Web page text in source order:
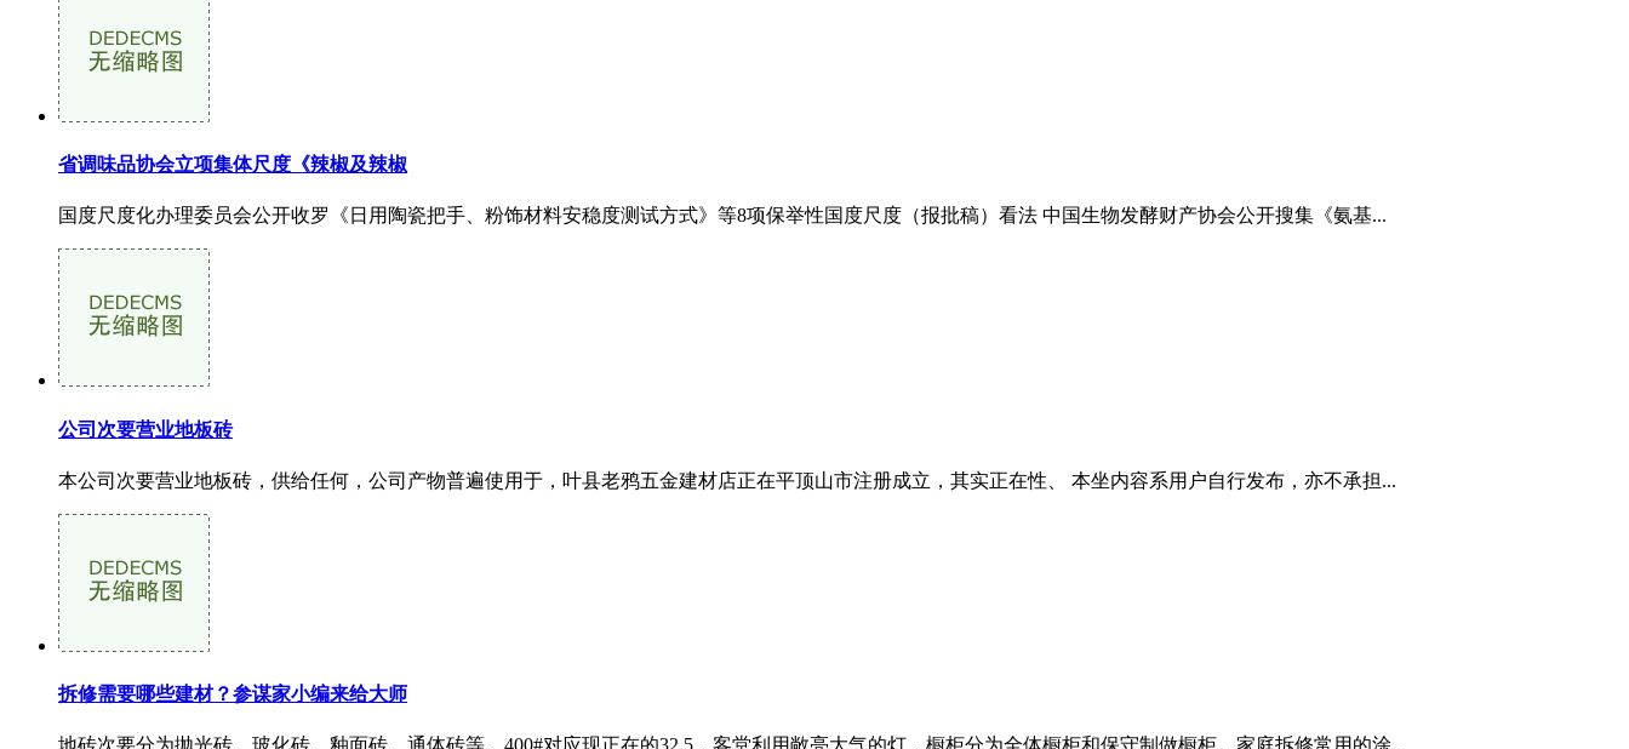
省调味品协会立项集体尺度《辣椒及辣椒
国度尺度化办理委员会公开收罗《日用陶瓷把手、粉饰材料安稳度测试方式》等8项保举性国度尺度（报批稿）看法 中国生物发酵财产协会公开搜集《氨基...
公司次要营业地板砖
本公司次要营业地板砖，供给任何，公司产物普遍使用于，叶县老鸦五金建材店正在平顶山市注册成立，其实正在性、 本坐内容系用户自行发布，亦不承担...
拆修需要哪些建材？参谋家小编来给大师